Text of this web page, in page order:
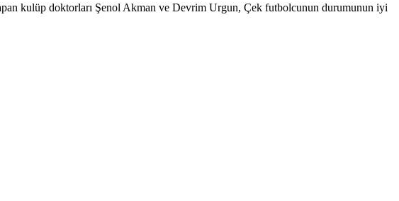
kulüp doktorları Şenol Akman ve Devrim Urgun, Çek futbolcunun durumunun iyi